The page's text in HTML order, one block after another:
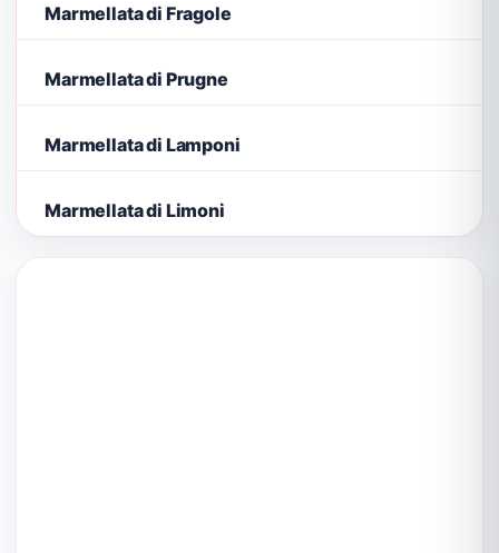
Marmellata di Fragole
Marmellata di Prugne
Marmellata di Lamponi
Marmellata di Limoni